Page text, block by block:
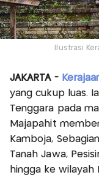
Ilustrasi
JAKARTA -
yang cukup luas.
Tenggara pada
Majapahit
Kamboja,
Tanah Jawa,
hingga ke wilayah